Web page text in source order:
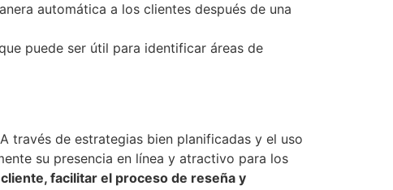
automática a los clientes después de una
puede ser útil para identificar áreas de
través de estrategias bien planificadas y el uso
su presencia en línea y atractivo para los
facilitar el proceso de reseña y